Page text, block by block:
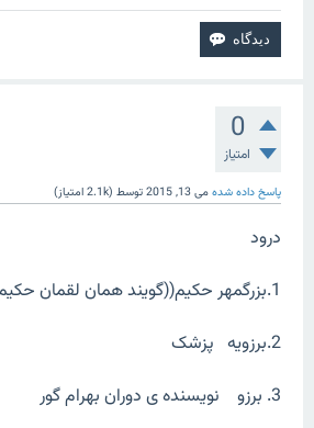
0
امتیاز
پاسخ داده شدهمی 13, 2015 توسط (
2.1kامتیاز)
درود
1.بزرگمهر حکیم((گویند همان لقمان حکیم است))
2.برزویه پزشک
3. برزو نویسنده ی دوران بهرام گور